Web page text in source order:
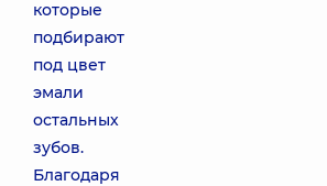
которые
подбирают
под цвет
эмали
остальных
зубов.
Благодаря